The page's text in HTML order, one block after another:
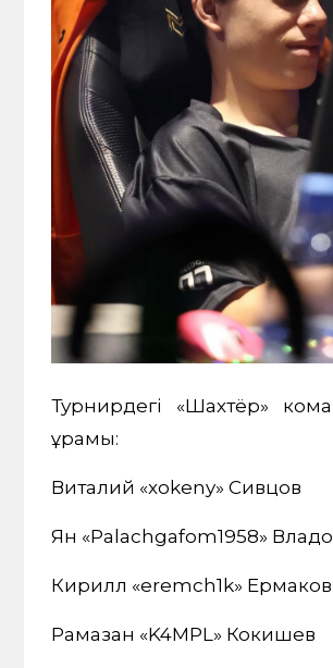
Турнирдегі «Шахтёр»
құрамы:
Виталий «xokeny» Сивцов
Ян «Palachgafom1958»
Кирилл «eremch1k» Ермаков
Рамазан «K4MPL» Кокишев